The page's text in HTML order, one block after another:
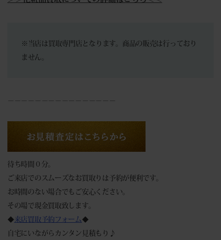
※当店は買取専門店となります。商品の販売は行っており
ません。
－－－－－－－－－－－－－－－－
待ち時間０分。
ご来店でのスムーズなお買取りは予約が便利です。
お時間のない場合でもご安心ください。
その場で現金買取致します。
◆ 来店買取予約フォーム ◆
自宅にいながらカンタン見積もり♪